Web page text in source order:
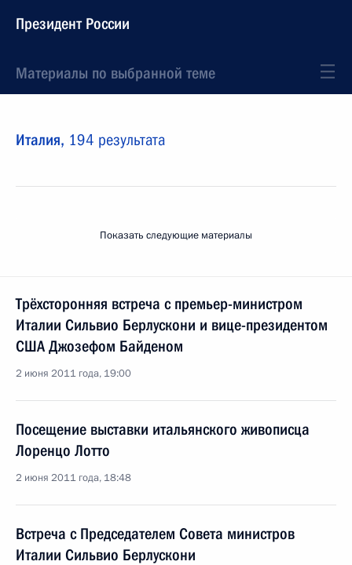
Президент России
Материалы по выбранной теме
Италия, 194 результата
Показать следующие материалы
Трёхсторонняя встреча с премьер-министром
Италии Сильвио Берлускони и вице-президентом
США Джозефом Байденом
2 июня 2011 года, 19:00
Посещение выставки итальянского живописца
Лоренцо Лотто
2 июня 2011 года, 18:48
Встреча с Председателем Совета министров
Италии Сильвио Берлускони